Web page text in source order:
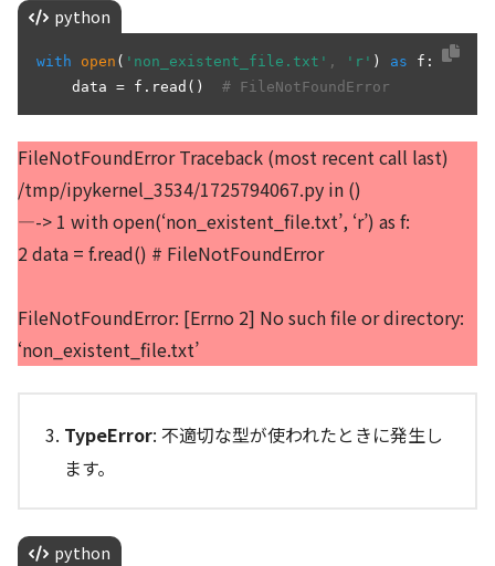
python
with open ( 'non_existent_file.txt' , 'r' ) as f:
data = f.read() # FileNotFoundError
FileNotFoundError Traceback (most recent call last)
/tmp/ipykernel_3534/1725794067.py in ()
—-> 1 with open(‘non_existent_file.txt’, ‘r’) as f:
2 data = f.read() # FileNotFoundError
FileNotFoundError: [Errno 2] No such file or directory:
‘non_existent_file.txt’
TypeError: 不適切な型が使われたときに発生し
ます。
python